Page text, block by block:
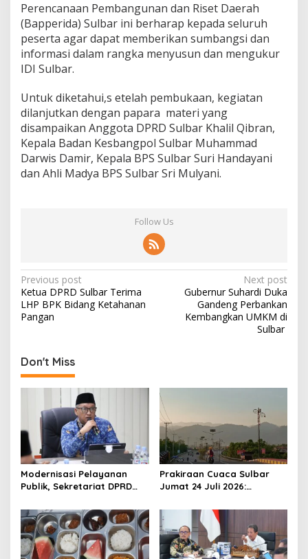
Perencanaan Pembangunan dan Riset Daerah
(Bapperida) Sulbar ini berharap kepada seluruh
peserta agar dapat memberikan sumbangsi dan
informasi dalam rangka menyusun dan mengukur
IDI Sulbar.
Untuk diketahui,s etelah pembukaan, kegiatan
dilanjutkan dengan papara materi yang
disampaikan Anggota DPRD Sulbar Khalil Qibran,
Kepala Badan Kesbangpol Sulbar Muhammad
Darwis Damir, Kepala BPS Sulbar Suri Handayani
dan Ahli Madya BPS Sulbar Sri Mulyani.
Follow Us
P
o
s
n
a
g
a
t
i
o
n
Previous post
Ketua DPRD Sulbar Terima
LHP BPK Bidang Ketahanan
Pangan
Next post
Gubernur Suhardi Duka
Gandeng Perbankan
Kembangkan UMKM di
Sulbar
Don't Miss
Modernisasi Pelayanan
Publik, Sekretariat DPRD
Luncurkan Aplikasi SIPAKDE
Prakiraan Cuaca Sulbar
Jumat 24 Juli 2026:
Daerah Pesisir Cerah